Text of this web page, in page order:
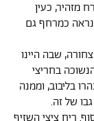
מזהיר, כעין
כמרחף גם
שבה היינו
בחריצי
בליבוב, וממנה
של זה.